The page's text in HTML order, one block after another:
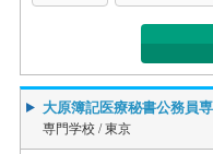
大原簿記医療秘書公務員
専門学校 /東京